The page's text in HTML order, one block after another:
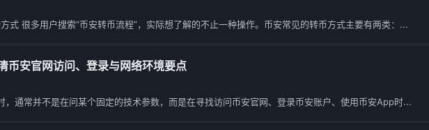
式 很多用户搜索“币安转币流程”，实际想了解的不止一种操作。币安常见的转币方式主要有两类：...
币安官网访问、登录与网络环境要点
，通常并不是在问某个固定的技术参数，而是在寻找访问币安官网、登录币安账户、使用币安App时...